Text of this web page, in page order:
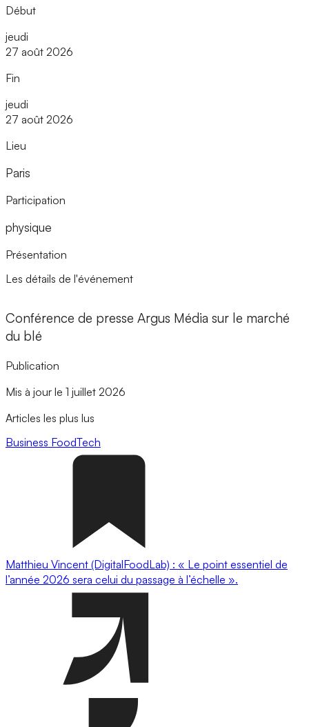
Début
jeudi
27 août 2026
Fin
jeudi
27 août 2026
Lieu
Paris
Participation
physique
Présentation
Les détails de l'événement
Conférence de presse Argus Média sur le marché
du blé
Publication
Mis à jour le 1 juillet 2026
Articles les plus lus
Business FoodTech
Matthieu Vincent (DigitalFoodLab) : « Le point essentiel de
l’année 2026 sera celui du passage à l’échelle ».